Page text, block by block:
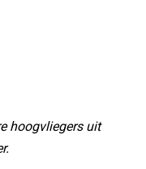
hoogvliegers uit